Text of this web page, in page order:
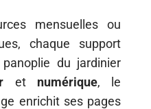
mensuelles ou
chaque support
du jardinier
et numérique, le
enrichit ses pages